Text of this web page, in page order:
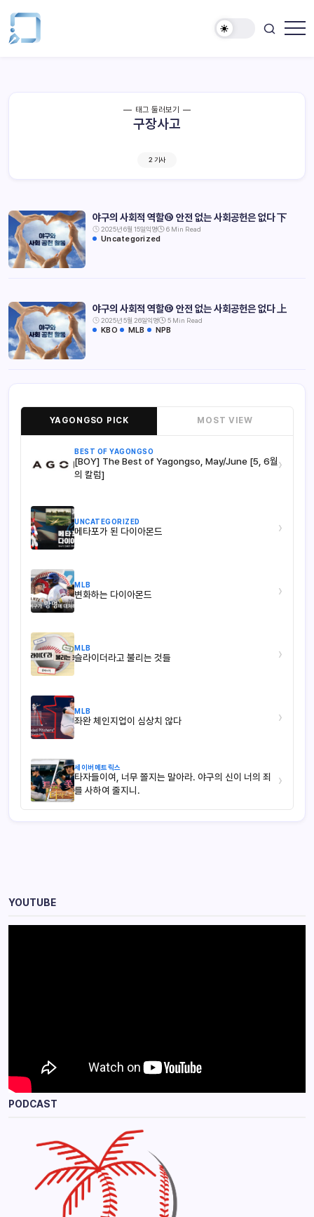
태그 둘러보기
구장사고
2 기사
야구의 사회적 역할⑯ 안전 없는 사회공헌은 없다 下
2025년 6월 15일익명 6 Min Read
Uncategorized
야구의 사회적 역할⑮ 안전 없는 사회공헌은 없다 上
2025년 5월 26일익명 5 Min Read
KBO MLB NPB
YAGONGSO PICK MOST VIEW
BEST OF YAGONGSO
[BOY] The Best of Yagongso, May/June [5, 6월
의 칼럼]
›
UNCATEGORIZED
메타포가 된 다이아몬드 ›
MLB
변화하는 다이아몬드 ›
MLB
슬라이더라고 불리는 것들 ›
MLB
좌완 체인지업이 심상치 않다 ›
세이버메트릭스
타자들이여, 너무 쫄지는 말아라. 야구의 신이 너의 죄
를 사하여 줄지니.
›
YOUTUBE
PODCAST